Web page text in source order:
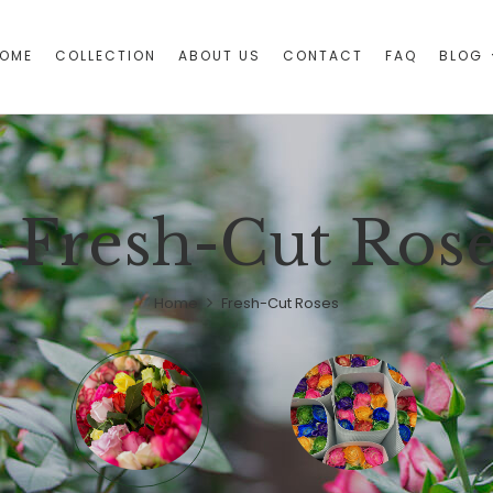
COLLECTION ABOUT US CONTACT FAQ BLOG
Fresh-Cut
Home Fresh-Cut Roses